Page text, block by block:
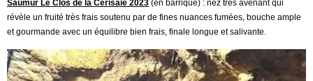
Saumur Le Clos de la Cerisaie 2023 (en barrique) : nez très avenant qui
révèle un fruité très frais soutenu par de fines nuances fumées, bouche ample
et gourmande avec un équilibre bien frais, finale longue et salivante.